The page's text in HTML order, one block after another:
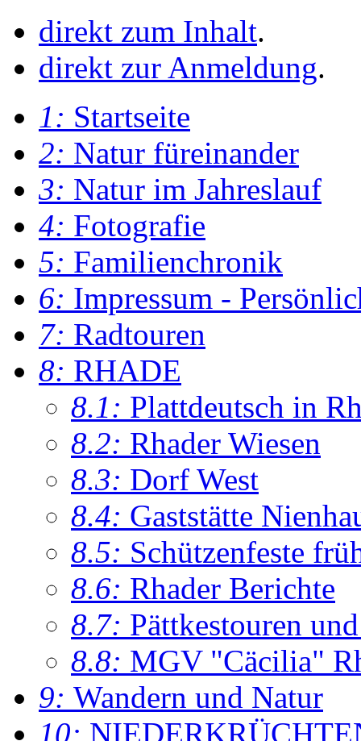
direkt zum Inhalt.
direkt zur Anmeldung.
1: Startseite
2: Natur füreinander
3: Natur im Jahreslauf
4: Fotografie
5: Familienchronik
6: Impressum -
7: Radtouren
8: RHADE
8.1: Plattdeutsch in
8.2: Rhader Wiesen
8.3: Dorf West
8.4: Gaststätte
8.5: Schützenfeste
8.6: Rhader Berichte
8.7: Pättkestouren
8.8: MGV "Cäcilia"
9: Wandern und Natur
10: